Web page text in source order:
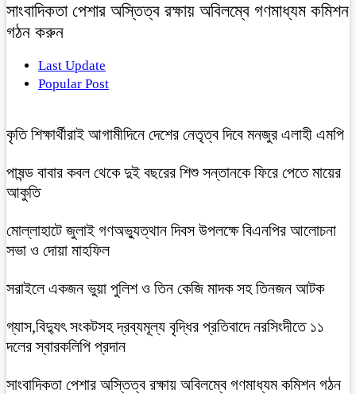
সাংবাদিকতা পেশার অস্তিত্ব রক্ষায় অবিলম্বে গণমাধ্যম কমিশন
গঠন করুন
Last Update
Popular Post
কৃতি শিক্ষার্থীরাই আগামীদিনে দেশের নেতৃত্ব দিবে মনজুর এলাহী এমপি
পাষন্ড বাবার কবল থেকে দুই বছরের শিশু সন্তানকে ফিরে পেতে মায়ের
আকুতি
মোল্লাহাটে জুলাই গণঅভ্যুত্থান দিবস উপলক্ষে বিএনপির আলোচনা
সভা ও দোয়া মাহফিল
সরাইলে একজন ভুয়া পুলিশ ও তিন কেজি মাদক সহ তিনজন আটক
গ্যাস,বিদ্যুৎ সংকটসহ দ্রব্যমূল্য বৃদ্ধির প্রতিবাদে নরসিংদীতে ১১
দলের স্বারকলিপি প্রদান
সাংবাদিকতা পেশার অস্তিত্ব রক্ষায় অবিলম্বে গণমাধ্যম কমিশন গঠন